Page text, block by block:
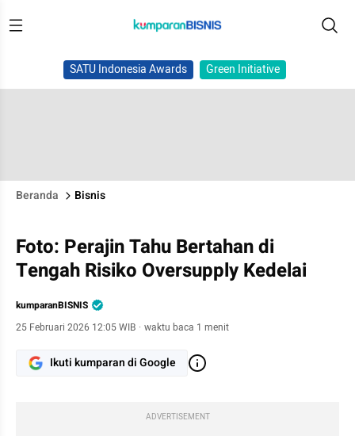
SATU Indonesia Awards Green Initiative
Beranda Bisnis
Foto: Perajin Tahu Bertahan di
Tengah Risiko Oversupply Kedelai
kumparanBISNIS
25 Februari 2026 12:05 WIB · waktu baca 1 menit
Ikuti kumparan di Google
ADVERTISEMENT